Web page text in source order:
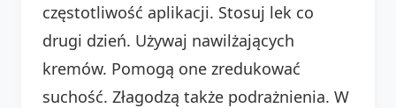
częstotliwość aplikacji. Stosuj lek co
drugi dzień. Używaj nawilżających
kremów. Pomogą one zredukować
suchość. Złagodzą także podrażnienia. W